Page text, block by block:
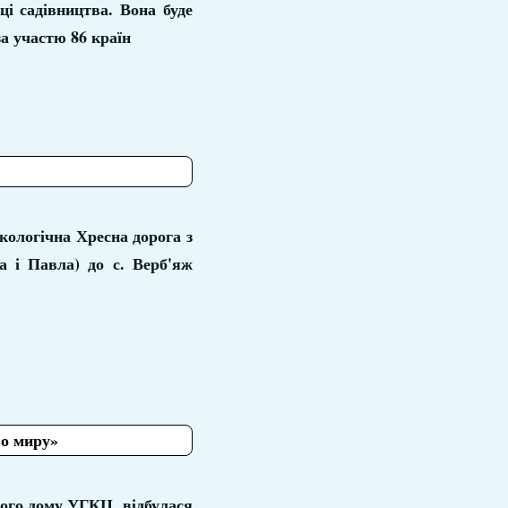
садівництва. Вона буде
участю 86 країн
Хресна дорога з
і Павла) до с. Верб'яж
миру»